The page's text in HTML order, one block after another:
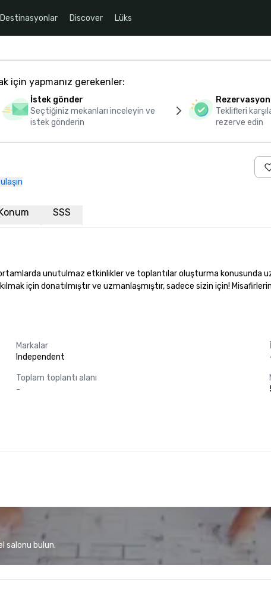
Destinasyonlar Discover Lüks
için yapmanız gerekenler:
İstek gönder
Seçtiğiniz mekanları inceleyin ve
istek gönderin
Rezervasyon
Teklifleri
rezerve edin
SSS
unutulmaz etkinlikler ve toplantılar oluşturma konusunda
için donatılmıştır ve uzmanlaşmıştır, sadece sizin için!
Markalar
Independent
Toplam toplantı alanı
-
salonu bulun.